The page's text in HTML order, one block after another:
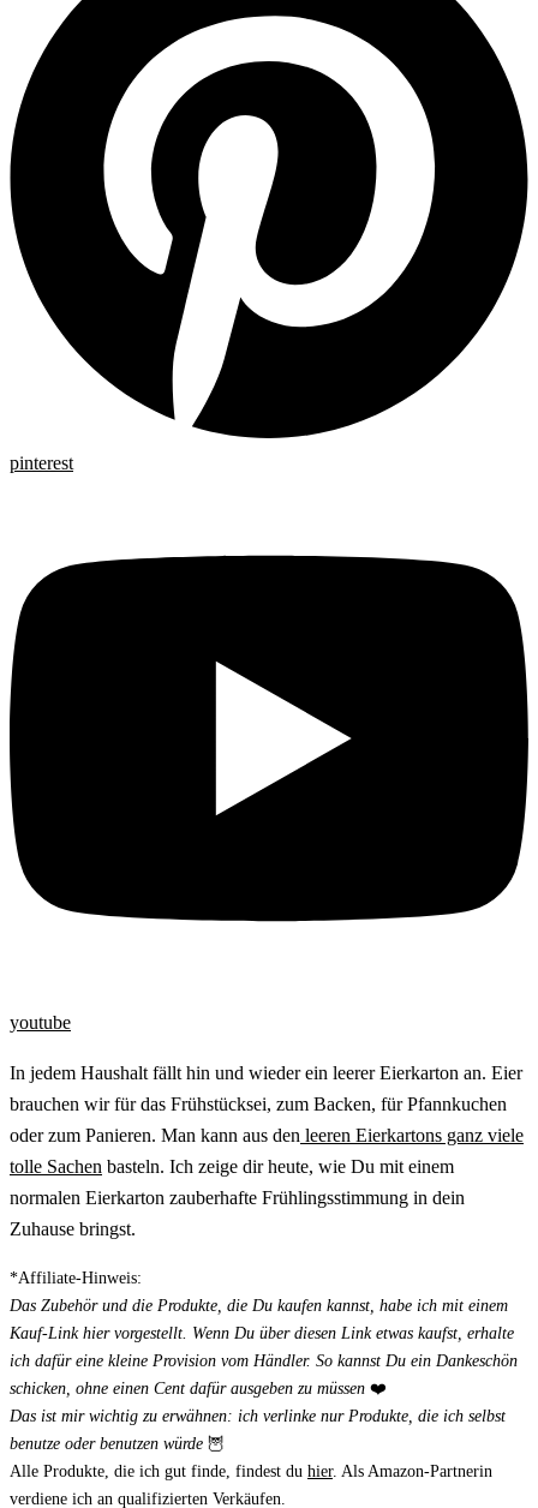
pinterest
youtube
In jedem Haushalt fällt hin und wieder ein leerer Eierkarton an. Eier
brauchen wir für das Frühstücksei, zum Backen, für Pfannkuchen
oder zum Panieren. Man kann aus den leeren Eierkartons ganz viele
tolle Sachen basteln. Ich zeige dir heute, wie Du mit einem
normalen Eierkarton zauberhafte Frühlingsstimmung in dein
Zuhause bringst.
*Affiliate-Hinweis:
Das Zubehör und die Produkte, die Du kaufen kannst, habe ich mit einem
Kauf-Link hier vorgestellt. Wenn Du über diesen Link etwas kaufst, erhalte
ich dafür eine kleine Provision vom Händler. So kannst Du ein Dankeschön
schicken, ohne einen Cent dafür ausgeben zu müssen ❤️
Das ist mir wichtig zu erwähnen: ich verlinke nur Produkte, die ich selbst
benutze oder benutzen würde 🦉
Alle Produkte, die ich gut finde, findest du hier. Als Amazon-Partnerin
verdiene ich an qualifizierten Verkäufen.